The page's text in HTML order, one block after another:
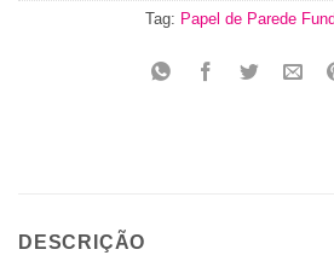
Tag: Papel de Parede
DESCRIÇÃO